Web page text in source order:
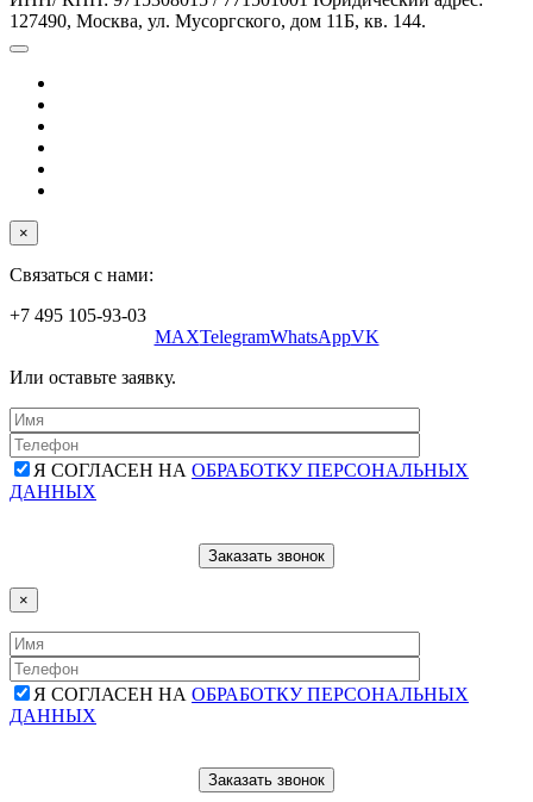
127490, Москва, ул. Мусоргского, дом 11Б, кв. 144.
×
Связаться с нами:
+7 495 105-93-03
MAXTelegramWhatsAppVK
Или оставьте заявку.
Я СОГЛАСЕН НА ОБРАБОТКУ ПЕРСОНАЛЬНЫХ
ДАННЫХ
×
Я СОГЛАСЕН НА ОБРАБОТКУ ПЕРСОНАЛЬНЫХ
ДАННЫХ